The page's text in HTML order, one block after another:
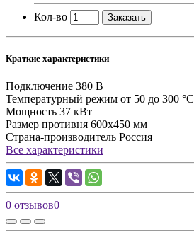
Кол-во Заказать
Краткие характеристики
Подключение 380 В
Температурный режим от 50 до 300 °С
Мощность 37 кВт
Размер противня 600х450 мм
Страна-производитель Россия
Все характеристики
0 отзывов0